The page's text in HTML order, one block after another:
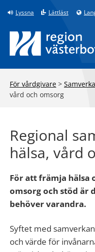
Till innehåll på sidan
Lyssna Lättläst
För vårdgivare >
vård och omsorg
Regional
hälsa, vård
För att främja hälsa
omsorg och stöd är
behöver varandra.
Syftet med
och värde för